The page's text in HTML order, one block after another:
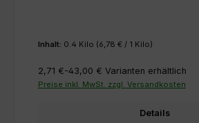
Inhalt: 0.4 Kilo (6,78 € / 1 Kilo)
2,71 €-43,00 € Varianten erhältlich
Preise inkl. MwSt. zzgl. Versandkosten
Details